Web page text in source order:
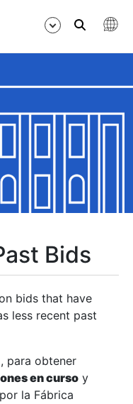
Bids
bids that have
less recent past
para obtener
en curso y
la Fábrica